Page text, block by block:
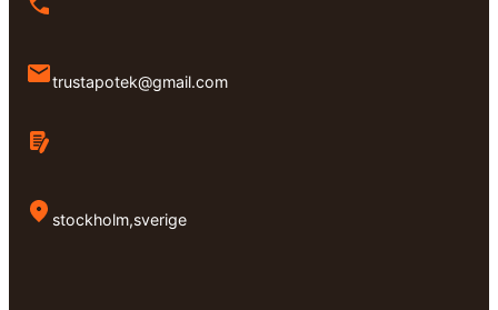
trustapotek@gmail.com
stockholm,sverige